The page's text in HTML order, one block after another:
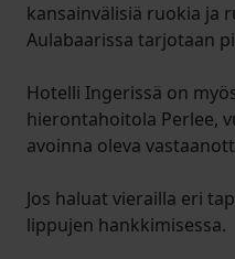
kansainvälisiä ruokia ja
Aulabaarissa tarjotaan
Hotelli Ingerissä on
hierontahoitola Perlee,
avoinna oleva
Jos haluat vierailla eri
lippujen hankkimisessa.